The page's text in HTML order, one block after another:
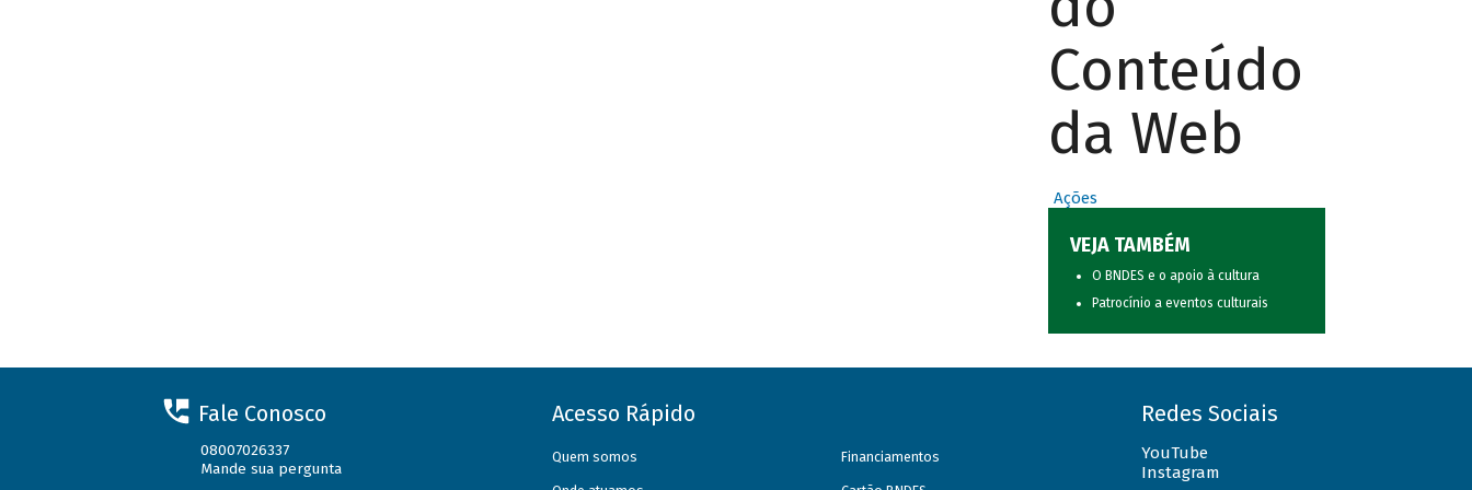
Conteúdo
da Web
Ações
VEJA TAMBÉM
O BNDES e o apoio à cultura
Patrocínio a eventos culturais
Fale Conosco
08007026337
Mande sua pergunta
Acesso Rápido
Quem somos Financiamentos
Redes Sociais
YouTube
Instagram